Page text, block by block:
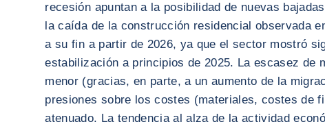
recesión apuntan a la posibilidad de nuevas
la caída de la construcción residencial observada
a su fin a partir de 2026, ya que el sector mostró
estabilización a principios de 2025. La escasez de
menor (gracias, en parte, a un aumento de la
presiones sobre los costes (materiales, costes de
atenuado. La tendencia al alza de la actividad